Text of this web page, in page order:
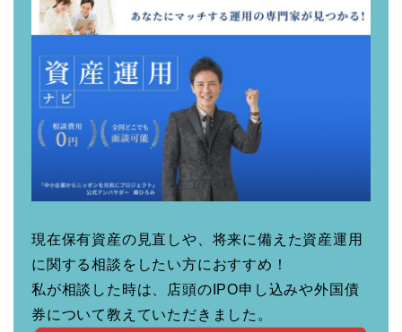
現在保有資産の見直しや、将来に備えた資産運用
に関する相談をしたい方におすすめ！
私が相談した時は、店頭のIPO申し込みや外国債
券について教えていただきました。
【無料】資産運用の相談
をする